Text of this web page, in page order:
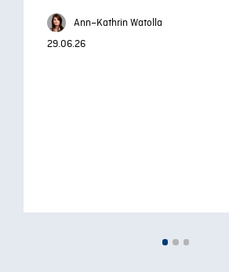
Ann–Kathrin Watolla
29.06.26